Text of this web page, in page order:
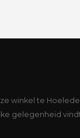
winkel te
gelegenheid